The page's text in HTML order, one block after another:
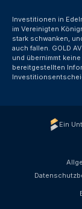
Investitionen in
im Vereinigten
stark schwanken,
auch fallen. GOLD
und übernimmt
bereitgestellten
Ein